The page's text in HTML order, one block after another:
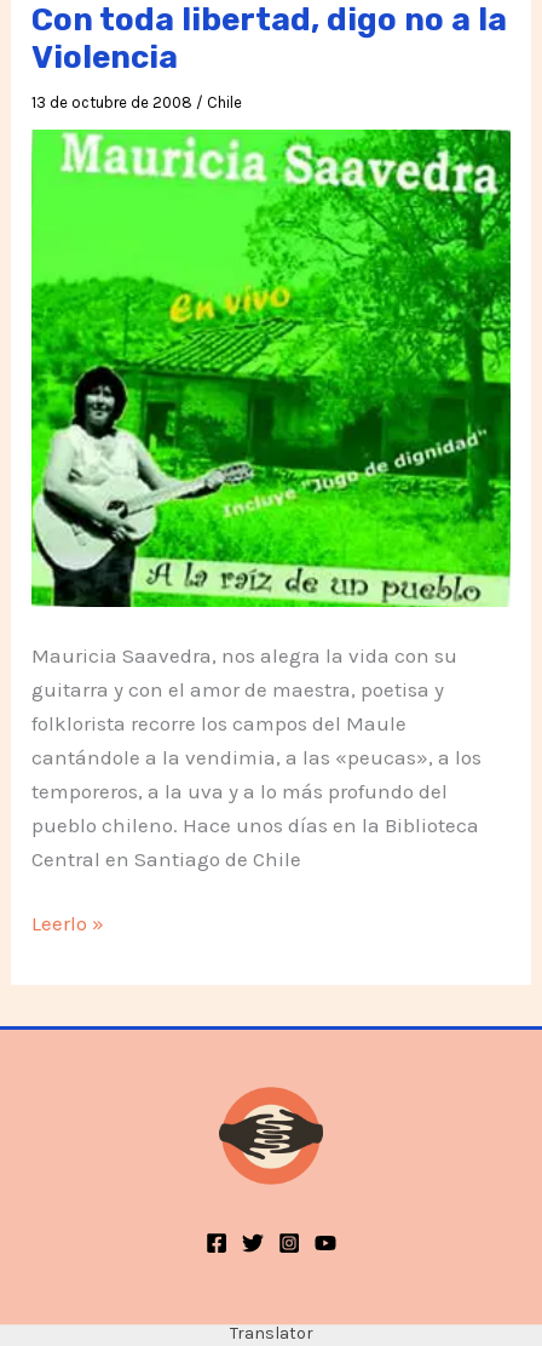
Con toda libertad, digo no a la
Violencia
13 de octubre de 2008 / Chile
Mauricia Saavedra, nos alegra la vida con su
guitarra y con el amor de maestra, poetisa y
folklorista recorre los campos del Maule
cantándole a la vendimia, a las «peucas», a los
temporeros, a la uva y a lo más profundo del
pueblo chileno. Hace unos días en la Biblioteca
Central en Santiago de Chile
Con
libertad,
digo
Leerlo »
Translator